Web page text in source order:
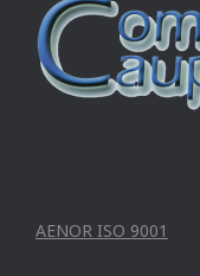
AENOR ISO 9001